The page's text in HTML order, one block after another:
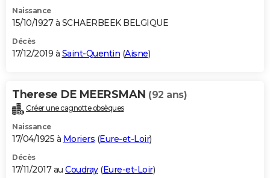
Dictionnaire
Biographies
Citations
Expressions
Proverbes
PROGRAMME TV
S'inscrire
Se connecter
Lycées
Collèges
Primaires
Universités
Entreprises
Service militaire
Avis de recherche
AVIS DE DÉCÈS
Bricolage
Lifestyle
Culture
Sport
Auto
Television
Voyage
Cinema
Naissance
15/10/1927 à SCHAERBEEK BELGIQUE
Décès
17/12/2019 à Saint-Quentin (Aisne)
Therese DE MEERSMAN (92 ans)
Créer une cagnotte obsèques
Naissance
17/04/1925 à Moriers (Eure-et-Loir)
Décès
17/11/2017 au Coudray(Eure-et-Loir)